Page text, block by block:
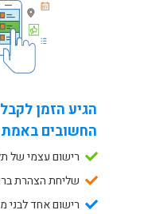
הגיע הזמן
החשובים
רישום עצמי של
שליחת הצהרת
רישום אחד לבני